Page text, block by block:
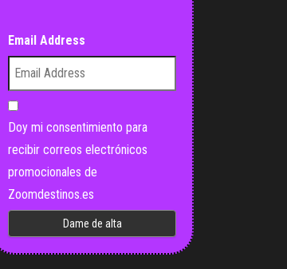
Email Address
Doy mi consentimiento para
recibir correos electrónicos
promocionales de
Zoomdestinos.es